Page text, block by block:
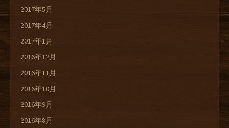
2017年5月
2017年4月
2017年1月
2016年12月
2016年11月
2016年10月
2016年9月
2016年8月